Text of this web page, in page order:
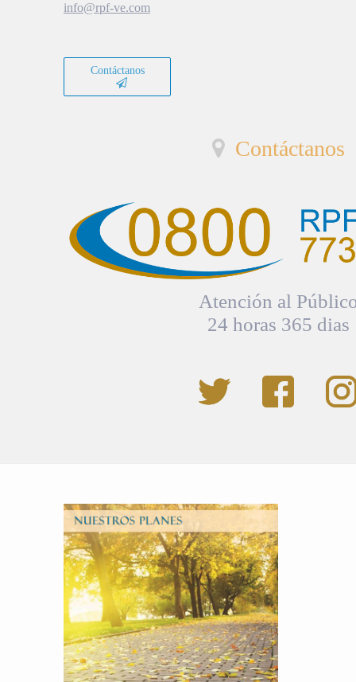
info@rpf-ve.com
Contáctanos
Contáctanos
Atención al
24 horas 365 dias